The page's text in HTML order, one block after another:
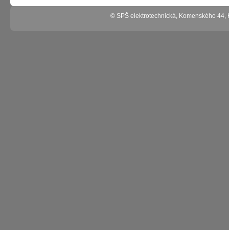
© SPŠ elektrotechnická, Komenského